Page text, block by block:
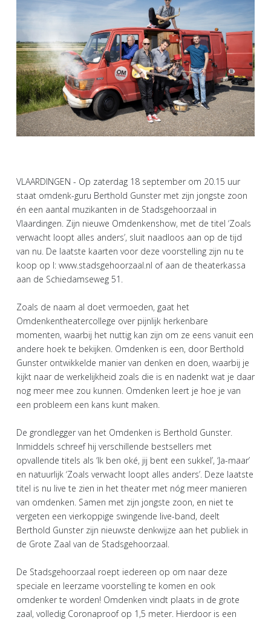
VLAARDINGEN - Op zaterdag 18 september om 20.15 uur
staat omdenk-guru Berthold Gunster met zijn jongste zoon
én een aantal muzikanten in de Stadsgehoorzaal in
Vlaardingen. Zijn nieuwe Omdenkenshow, met de titel ‘Zoals
verwacht loopt alles anders’, sluit naadloos aan op de tijd
van nu. De laatste kaarten voor deze voorstelling zijn nu te
koop op I: www.stadsgehoorzaal.nl of aan de theaterkassa
aan de Schiedamseweg 51.
Zoals de naam al doet vermoeden, gaat het
Omdenkentheatercollege over pijnlijk herkenbare
momenten, waarbij het nuttig kan zijn om ze eens vanuit een
andere hoek te bekijken. Omdenken is een, door Berthold
Gunster ontwikkelde manier van denken en doen, waarbij je
kijkt naar de werkelijkheid zoals die is en nadenkt wat je daar
nog meer mee zou kunnen. Omdenken leert je hoe je van
een probleem een kans kunt maken.
De grondlegger van het Omdenken is Berthold Gunster.
Inmiddels schreef hij verschillende bestsellers met
opvallende titels als ‘Ik ben oké, jij bent een sukkel’, ‘Ja-maar’
en natuurlijk ‘Zoals verwacht loopt alles anders’. Deze laatste
titel is nu live te zien in het theater met nóg meer manieren
van omdenken. Samen met zijn jongste zoon, en niet te
vergeten een vierkoppige swingende live-band, deelt
Berthold Gunster zijn nieuwste denkwijze aan het publiek in
de Grote Zaal van de Stadsgehoorzaal.
De Stadsgehoorzaal roept iedereen op om naar deze
speciale en leerzame voorstelling te komen en ook
omdenker te worden! Omdenken vindt plaats in de grote
zaal, volledig Coronaproof op 1,5 meter. Hierdoor is een